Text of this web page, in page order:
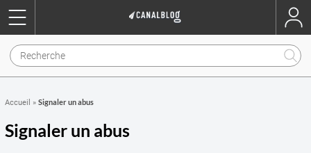
Accueil » Signaler un abus
Signaler un abus